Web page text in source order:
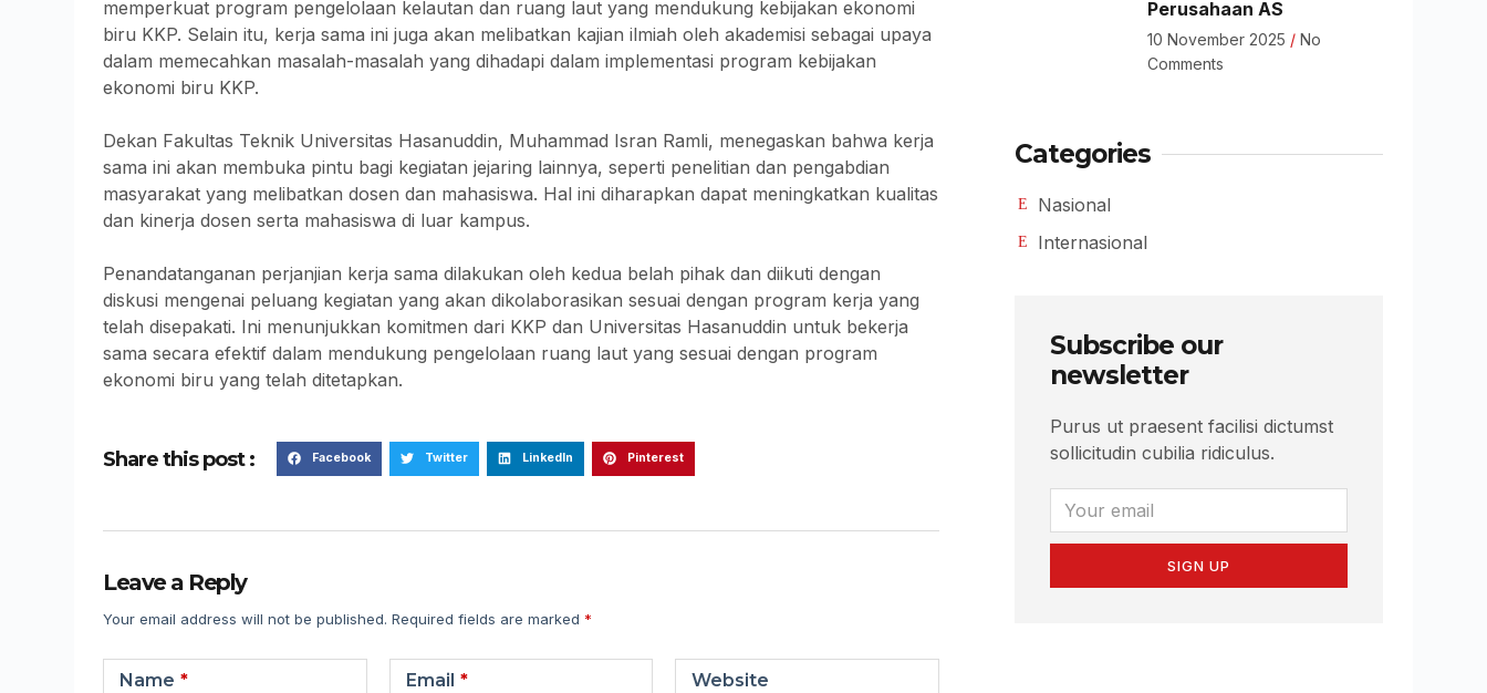
memperkuat program pengelolaan kelautan dan ruang laut yang mendukung kebijakan ekonomi
biru KKP. Selain itu, kerja sama ini juga akan melibatkan kajian ilmiah oleh akademisi sebagai upaya
dalam memecahkan masalah-masalah yang dihadapi dalam implementasi program kebijakan
ekonomi biru KKP.
Dekan Fakultas Teknik Universitas Hasanuddin, Muhammad Isran Ramli, menegaskan bahwa kerja
sama ini akan membuka pintu bagi kegiatan jejaring lainnya, seperti penelitian dan pengabdian
masyarakat yang melibatkan dosen dan mahasiswa. Hal ini diharapkan dapat meningkatkan kualitas
dan kinerja dosen serta mahasiswa di luar kampus.
Penandatanganan perjanjian kerja sama dilakukan oleh kedua belah pihak dan diikuti dengan
diskusi mengenai peluang kegiatan yang akan dikolaborasikan sesuai dengan program kerja yang
telah disepakati. Ini menunjukkan komitmen dari KKP dan Universitas Hasanuddin untuk bekerja
sama secara efektif dalam mendukung pengelolaan ruang laut yang sesuai dengan program
ekonomi biru yang telah ditetapkan.
Share this post : Facebook Twitter LinkedIn Pinterest
Leave a Reply
Your email address will not be published. Required fields are marked *
Name * Email * Website
Perusahaan AS
10 November 2025
No
Comments
Categories
Nasional
Internasional
Subscribe our
newsletter
Purus ut praesent facilisi dictumst
sollicitudin cubilia ridiculus.
SIGN UP